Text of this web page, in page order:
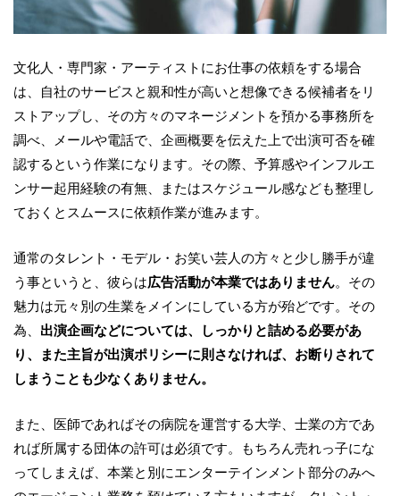
文化人・専門家・アーティストにお仕事の依頼をする場合
は、自社のサービスと親和性が高いと想像できる候補者をリ
ストアップし、その方々のマネージメントを預かる事務所を
調べ、メールや電話で、企画概要を伝えた上で出演可否を確
認するという作業になります。その際、予算感やインフルエ
ンサー起用経験の有無、またはスケジュール感なども整理し
ておくとスムースに依頼作業が進みます。
通常のタレント・モデル・お笑い芸人の方々と少し勝手が違
う事というと、彼らは広告活動が本業ではありません。その
魅力は元々別の生業をメインにしている方が殆どです。その
為、 出演企画などについては、
しっかりと詰める必要があ
り、また主旨が出演ポリシーに則さなければ、お断りされて
しまうことも少なくありません。
また、医師であればその病院を運営する大学、士業の方であ
れば所属する団体の許可は必須です。もちろん売れっ子にな
ってしまえば、本業と別にエンターテインメント部分のみへ